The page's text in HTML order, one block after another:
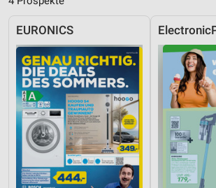
EURONICS
Werbung